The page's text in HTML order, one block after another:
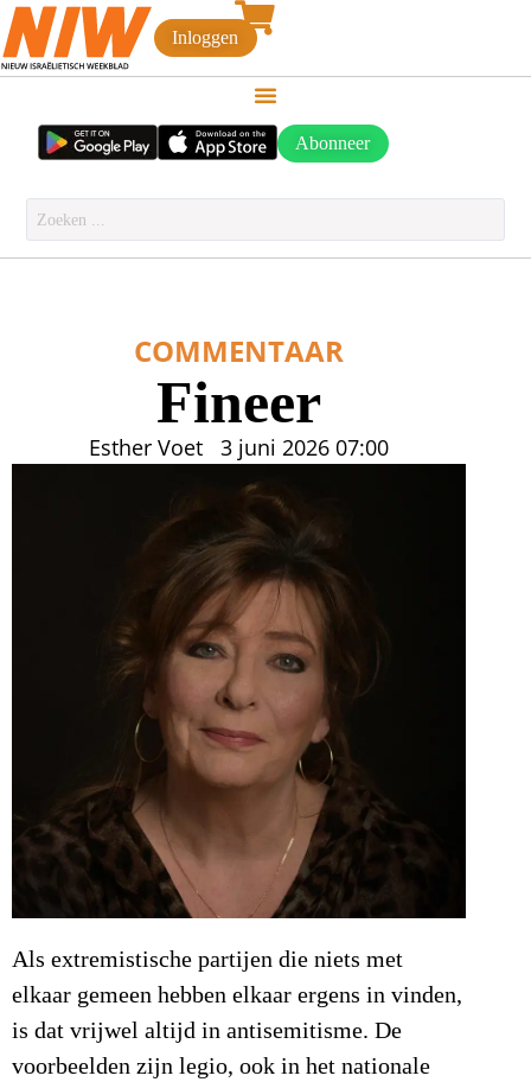
Inloggen
Abonneer
COMMENTAAR
Fineer
Esther Voet 3 juni 2026 07:00
Als extremistische partijen die niets met
elkaar gemeen hebben elkaar ergens in vinden,
is dat vrijwel altijd in antisemitisme. De
voorbeelden zijn legio, ook in het nationale